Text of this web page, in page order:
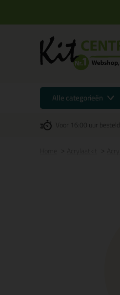
Alle categorieën
Voor 16:00 uur besteld